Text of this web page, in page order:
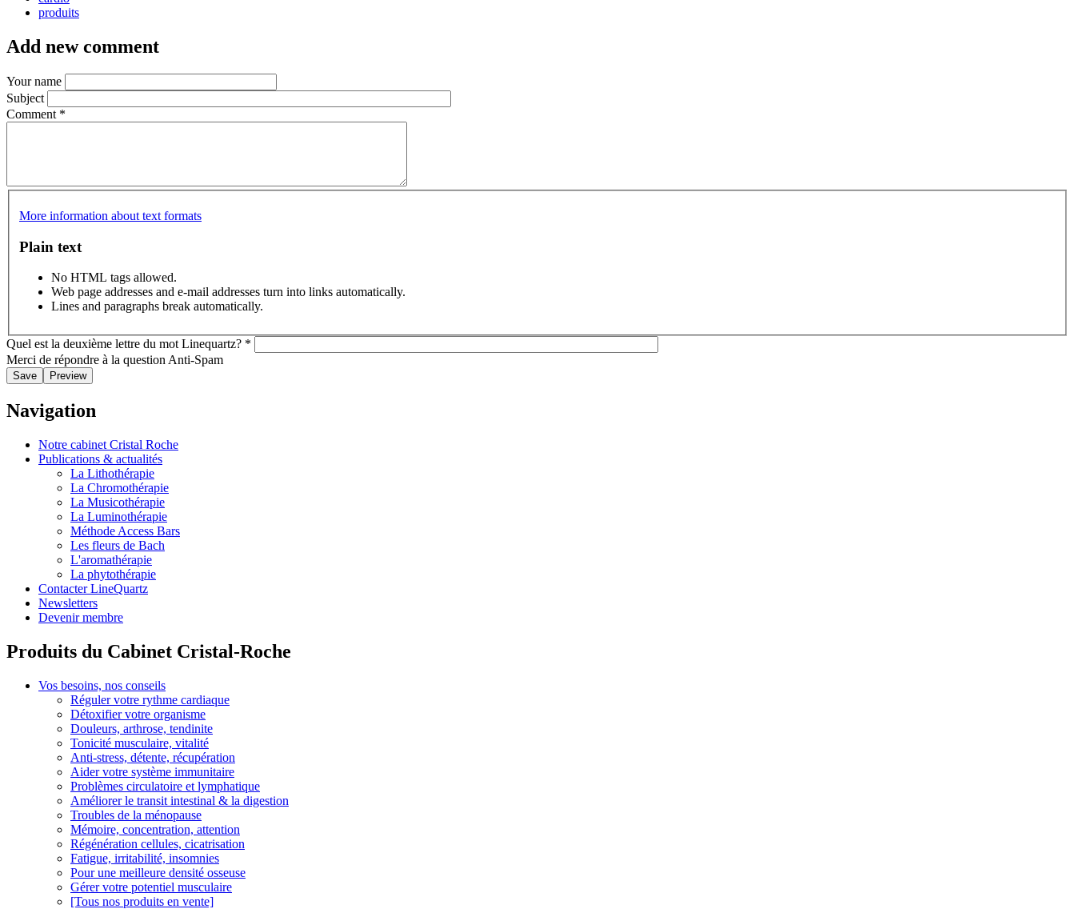
produits
Add new comment
Your name
Subject
Comment *
More information about text formats
Plain text
No HTML tags allowed.
Web page addresses and e-mail addresses turn into links automatically.
Lines and paragraphs break automatically.
Quel est la deuxième lettre du mot Linequartz? *
Merci de répondre à la question Anti-Spam
Navigation
Notre cabinet Cristal Roche
Publications & actualités
La Lithothérapie
La Chromothérapie
La Musicothérapie
La Luminothérapie
Méthode Access Bars
Les fleurs de Bach
L'aromathérapie
La phytothérapie
Contacter LineQuartz
Newsletters
Devenir membre
Produits du Cabinet Cristal-Roche
Vos besoins, nos conseils
Réguler votre rythme cardiaque
Détoxifier votre organisme
Douleurs, arthrose, tendinite
Tonicité musculaire, vitalité
Anti-stress, détente, récupération
Aider votre système immunitaire
Problèmes circulatoire et lymphatique
Améliorer le transit intestinal & la digestion
Troubles de la ménopause
Mémoire, concentration, attention
Régénération cellules, cicatrisation
Fatigue, irritabilité, insomnies
Pour une meilleure densité osseuse
Gérer votre potentiel musculaire
[Tous nos produits en vente]